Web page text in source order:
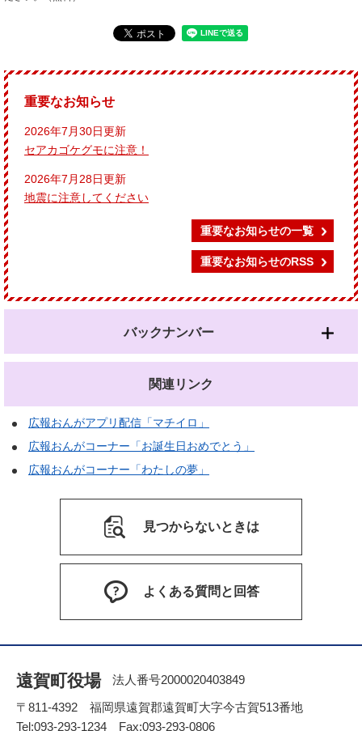
重要なお知らせ
2026年7月30日更新
セアカゴケグモに注意！
2026年7月28日更新
地震に注意してください
重要なお知らせの一覧
重要なお知らせのRSS
バックナンバー
関連リンク
広報おんがアプリ配信「マチイロ」
広報おんがコーナー「お誕生日おめでとう」
広報おんがコーナー「わたしの夢」
見つからないときは
よくある質問と回答
遠賀町役場
法人番号2000020403849
〒811-4392 福岡県遠賀郡遠賀町大字今古賀513番地
Tel:093-293-1234 Fax:093-293-0806